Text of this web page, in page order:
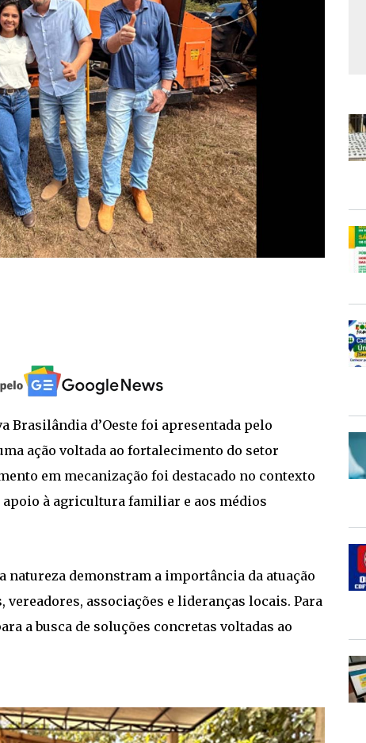
Brasilândia d’Oeste foi apresentada pelo
ação voltada ao fortalecimento do setor
em mecanização foi destacado no contexto
à agricultura familiar e aos médios
natureza demonstram a importância da atuação
associações e lideranças locais. Para
a busca de soluções concretas voltadas ao